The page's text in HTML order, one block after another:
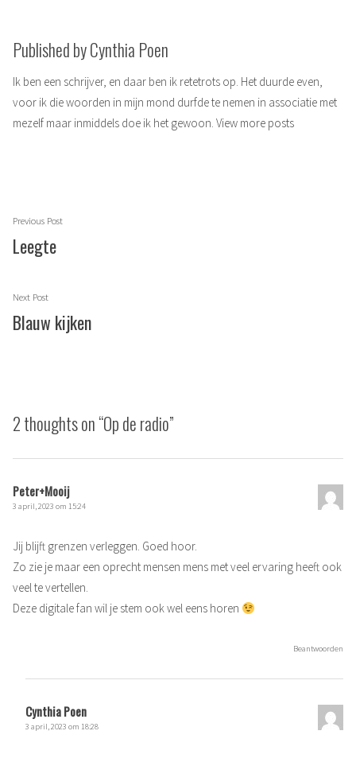
Published by Cynthia Poen
Ik ben een schrijver, en daar ben ik retetrots op. Het duurde even,
voor ik die woorden in mijn mond durfde te nemen in associatie met
mezelf maar inmiddels doe ik het gewoon. View more posts
Berichtnavigatie
Previous PostPrevious
Leegte
Next PostNext
post:
Blauw kijken
2 thoughts on “Op de radio”
Peter+Mooij
3 april, 2023 om 15:24
Jij blijft grenzen verleggen. Goed hoor.
Zo zie je maar een oprecht mensen mens met veel ervaring heeft ook
veel te vertellen.
Deze digitale fan wil je stem ook wel eens horen
Beantwoorden
Cynthia Poen
3 april, 2023 om 18:28